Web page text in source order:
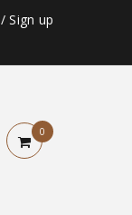
/Sign up
0